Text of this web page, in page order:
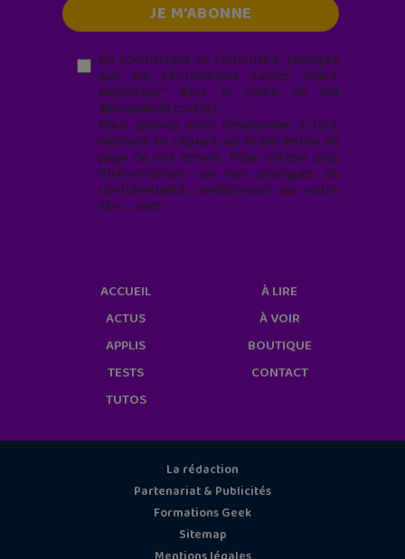
En soumettant ce formulaire, j’accepte
que les informations saisies soient
exploitées* dans le cadre de ma
demande de contact.
Vous pouvez vous désabonner à tout
moment en cliquant sur le lien en bas de
page de nos emails. Pour obtenir plus
d'informations sur nos pratiques de
confidentialité, rendez-vous sur notre
site web
ACCUEIL
ACTUS
APPLIS
TESTS
TUTOS
À LIRE
À VOIR
BOUTIQUE
CONTACT
La rédaction
Partenariat & Publicités
Formations Geek
Sitemap